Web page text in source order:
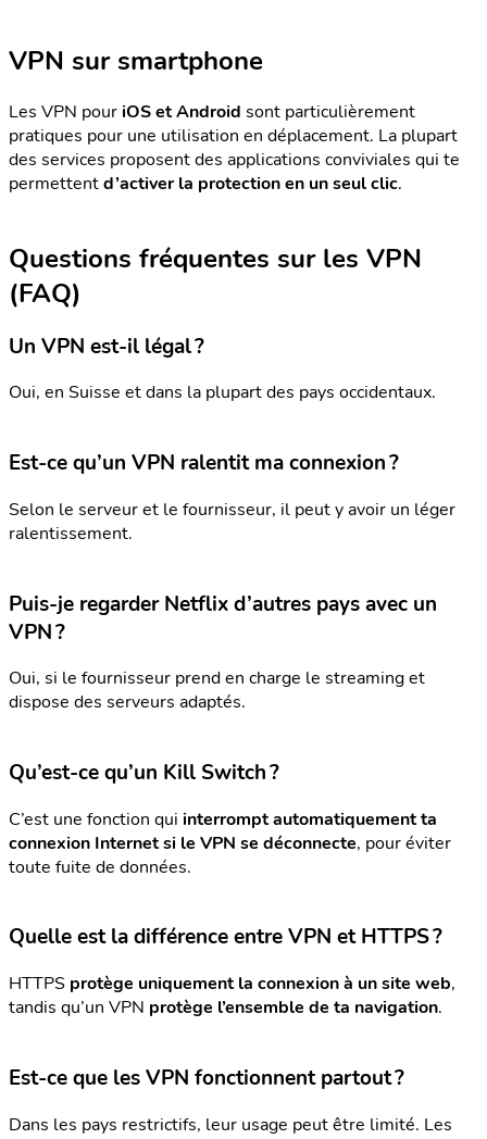
VPN sur smartphone
Les VPN pour iOS et Android sont particulièrement
pratiques pour une utilisation en déplacement. La plupart
des services proposent des applications conviviales qui te
permettentd’activer la protection en un seul clic.
Questions fréquentes sur les VPN
(FAQ)
Un VPN est-il légal ?
Oui, en Suisse et dans la plupart des pays occidentaux.
Est-ce qu’un VPN ralentit ma connexion ?
Selon le serveur et le fournisseur, il peut y avoir un léger
ralentissement.
Puis-je regarder Netflix d’autres pays avec un
VPN ?
Oui, si le fournisseur prend en charge le streaming et
dispose des serveurs adaptés.
Qu’est-ce qu’un Kill Switch ?
C’est une fonction qui interrompt automatiquement ta
connexion Internet si le VPN se déconnecte, pour éviter
toute fuite de données.
Quelle est la différence entre VPN et HTTPS ?
HTTPS protège uniquement la connexion à un site web,
tandis qu’un VPN protège l’ensemble de ta navigation.
Est-ce que les VPN fonctionnent partout ?
Dans les pays restrictifs, leur usage peut être limité. Les